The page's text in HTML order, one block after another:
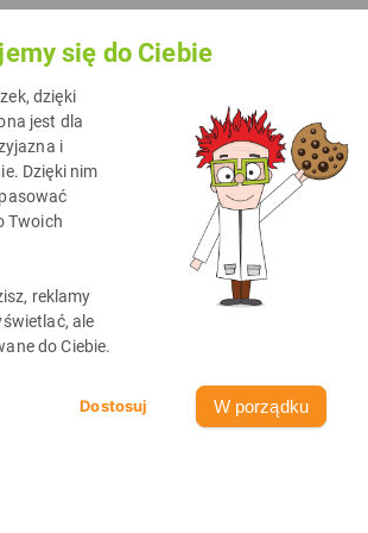
się do Ciebie
dzięki
jest dla
i
Dzięki nim
Twoich
reklamy
ale
do Ciebie.
W porządku
wpisy
zobacz wszystkie